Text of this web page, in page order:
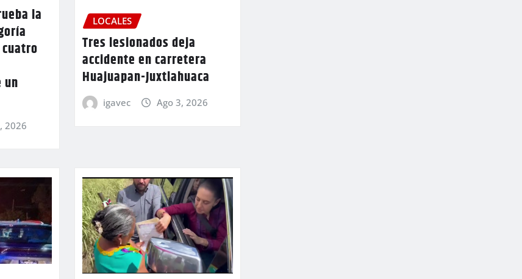
la
un
2026
LOCALES
Tres lesionados deja
accidente en carretera
Huajuapan-Juxtlahuaca
igavec Ago 3, 2026